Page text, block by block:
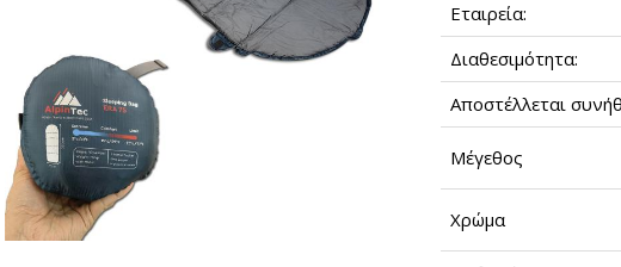
Εταιρεία:
Διαθεσιμότητα:
Αποστέλλεται
Μέγεθος
Χρώμα